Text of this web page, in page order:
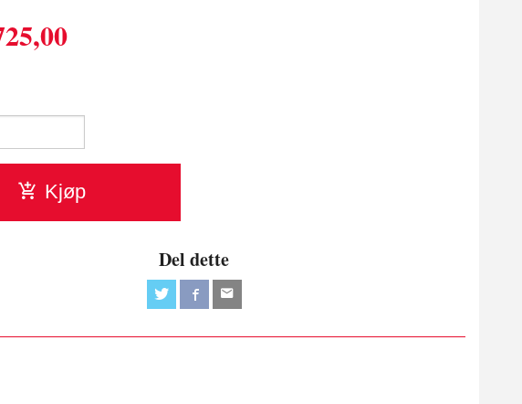
Kjøp
Del dette